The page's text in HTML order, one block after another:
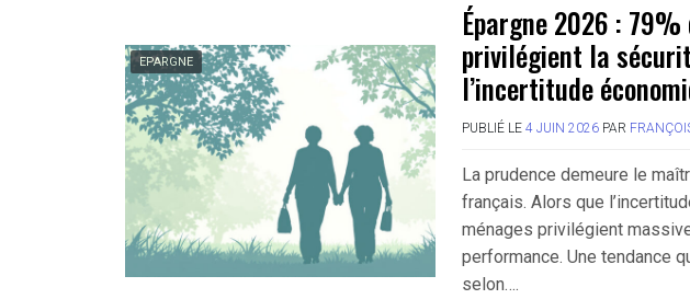
EPARGNE
Épargne 2026 :
privilégient la
l’incertitude
PUBLIÉ LE 4 JUIN 2026 PAR
La prudence demeure le
français. Alors que
ménages privilégient
performance. Une tendance
selon….